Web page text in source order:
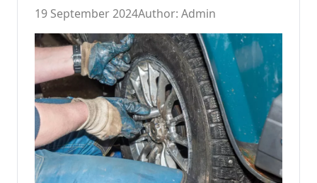
19 September 2024Author: Admin